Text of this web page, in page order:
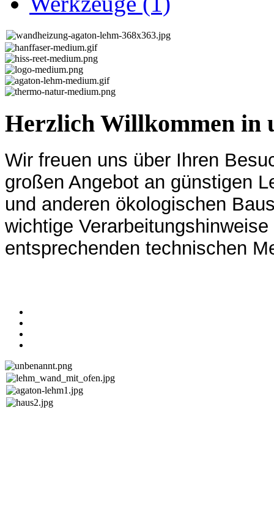
Herzlich Willkommen in
Wir freuen uns über Ihren
großen Angebot an günstigen
und anderen ökologischen
wichtige
entsprechenden technischen